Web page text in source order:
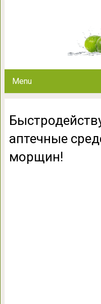
Menu
аптечные
морщин!